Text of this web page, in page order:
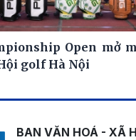
Open mở
golf Hà Nội
BAN VĂN HOÁ - XÃ